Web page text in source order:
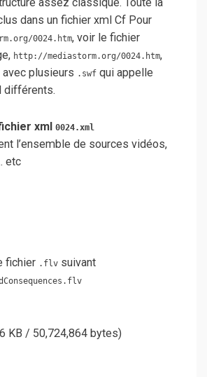
dans un fichier xml Cf Pour
0024.htm, voir le fichier
http://mediastorm.org/0024.htm,
plusieurs .swf qui appelle
différents.
xml 0024.xml
l’ensemble de sources vidéos,
etc
fichier .flv suivant
KB / 50,724,864 bytes)